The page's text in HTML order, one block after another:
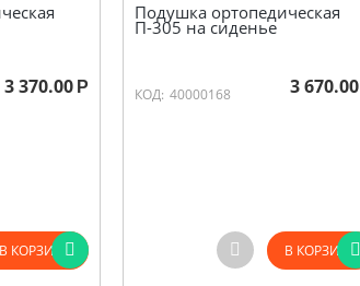
3 370.00 Р
В КОРЗИНУ
Подушка ортопедическая
П-305 на сиденье
КОД: 40000168 3 670.00
В КОРЗИНУ